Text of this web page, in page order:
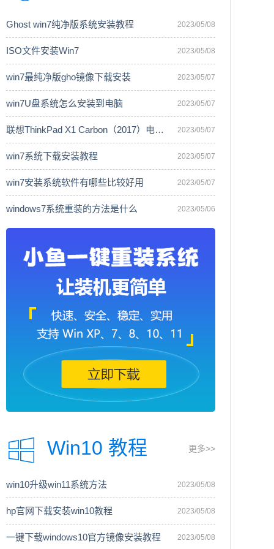
Ghost win7纯净版系统安装教程 2023/05/08
ISO文件安装Win7 2023/05/08
win7最纯净版gho镜像下载安装 2023/05/07
win7U盘系统怎么安装到电脑 2023/05/07
联想ThinkPad X1 Carbon（2017）电脑安 2023/05/07
win7系统下载安装教程 2023/05/07
win7安装系统软件有哪些比较好用 2023/05/07
windows7系统重装的方法是什么 2023/05/06
Win10 教程 更多>>
win10升级win11系统方法 2023/05/08
hp官网下载安装win10教程 2023/05/08
一键下载windows10官方镜像安装教程 2023/05/08